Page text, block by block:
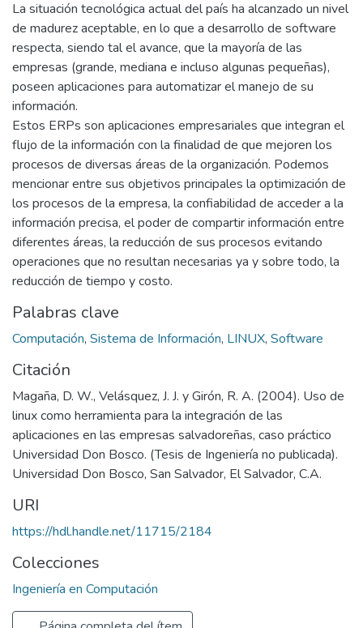
La situación tecnológica actual del país ha alcanzado un nivel
de madurez aceptable, en lo que a desarrollo de software
respecta, siendo tal el avance, que la mayoría de las
empresas (grande, mediana e incluso algunas pequeñas),
poseen aplicaciones para automatizar el manejo de su
información.
Estos ERPs son aplicaciones empresariales que integran el
flujo de la información con la finalidad de que mejoren los
procesos de diversas áreas de la organización. Podemos
mencionar entre sus objetivos principales la optimización de
los procesos de la empresa, la confiabilidad de acceder a la
información precisa, el poder de compartir información entre
diferentes áreas, la reducción de sus procesos evitando
operaciones que no resultan necesarias ya y sobre todo, la
reducción de tiempo y costo.
Palabras clave
Computación, Sistema de Información, LINUX, Software
Citación
Magaña, D. W., Velásquez, J. J. y Girón, R. A. (2004). Uso de
linux como herramienta para la integración de las
aplicaciones en las empresas salvadoreñas, caso práctico
Universidad Don Bosco. (Tesis de Ingeniería no publicada).
Universidad Don Bosco, San Salvador, El Salvador, C.A.
URI
https://hdl.handle.net/11715/2184
Colecciones
Ingeniería en Computación